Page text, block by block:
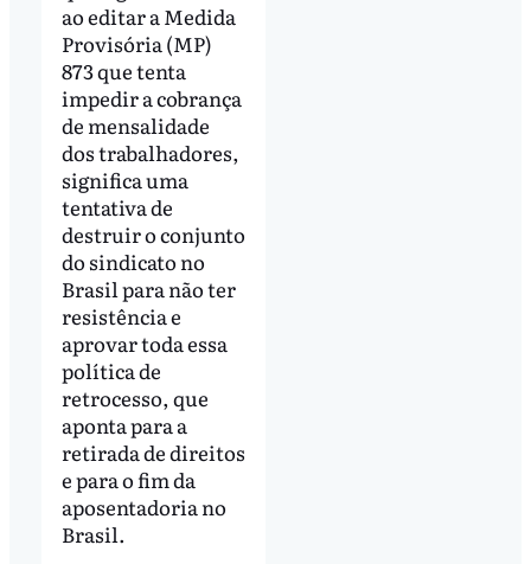
ao editar a Medida
Provisória (MP)
873 que tenta
impedir a cobrança
de mensalidade
dos trabalhadores,
significa uma
tentativa de
destruir o conjunto
do sindicato no
Brasil para não ter
resistência e
aprovar toda essa
política de
retrocesso, que
aponta para a
retirada de direitos
e para o fim da
aposentadoria no
Brasil.